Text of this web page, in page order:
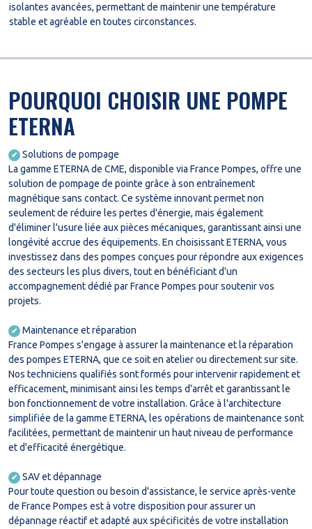
isolantes avancées, permettant de maintenir une température
stable et agréable en toutes circonstances.
POURQUOI CHOISIR UNE POMPE
ETERNA
✔
Solutions de pompage
La gamme ETERNA de CME, disponible via France Pompes, offre une
solution de pompage de pointe grâce à son entraînement
magnétique sans contact. Ce système innovant permet non
seulement de réduire les pertes d'énergie, mais également
d'éliminer l'usure liée aux pièces mécaniques, garantissant ainsi une
longévité accrue des équipements. En choisissant ETERNA, vous
investissez dans des pompes conçues pour répondre aux exigences
des secteurs les plus divers, tout en bénéficiant d'un
accompagnement dédié par France Pompes pour soutenir vos
projets.
✔
Maintenance et réparation
France Pompes s'engage à assurer la maintenance et la réparation
des pompes ETERNA, que ce soit en atelier ou directement sur site.
Nos techniciens qualifiés sont formés pour intervenir rapidement et
efficacement, minimisant ainsi les temps d'arrêt et garantissant le
bon fonctionnement de votre installation. Grâce à l'architecture
simplifiée de la gamme ETERNA, les opérations de maintenance sont
facilitées, permettant de maintenir un haut niveau de performance
et d'efficacité énergétique.
✔
SAV et dépannage
Pour toute question ou besoin d'assistance, le service après-vente
de France Pompes est à votre disposition pour assurer un
dépannage réactif et adapté aux spécificités de votre installation